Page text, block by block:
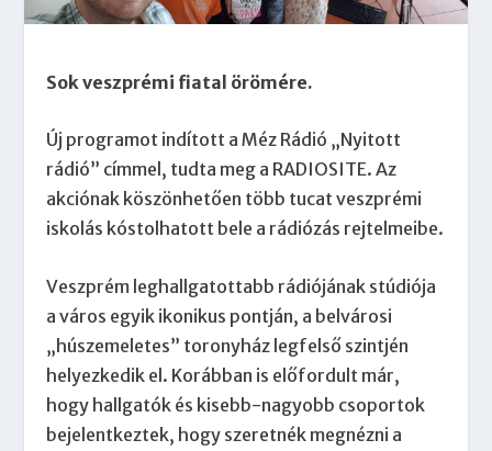
Sok veszprémi fiatal örömére.
Új programot indított a Méz Rádió „Nyitott
rádió” címmel, tudta meg a RADIOSITE. Az
akciónak köszönhetően több tucat veszprémi
iskolás kóstolhatott bele a rádiózás rejtelmeibe.
Veszprém leghallgatottabb rádiójának stúdiója
a város egyik ikonikus pontján, a belvárosi
„húszemeletes” toronyház legfelső szintjén
helyezkedik el. Korábban is előfordult már,
hogy hallgatók és kisebb-nagyobb csoportok
bejelentkeztek, hogy szeretnék megnézni a